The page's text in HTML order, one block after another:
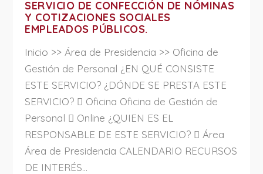
SERVICIO DE CONFECCIÓN DE NÓMINAS
Y COTIZACIONES SOCIALES
EMPLEADOS PÚBLICOS.
Inicio >> Área de Presidencia >> Oficina de
Gestión de Personal ¿EN QUÉ CONSISTE
ESTE SERVICIO? ¿DÓNDE SE PRESTA ESTE
SERVICIO?  Oficina Oficina de Gestión de
Personal  Online ¿QUIEN ES EL
RESPONSABLE DE ESTE SERVICIO?  Área
Área de Presidencia CALENDARIO RECURSOS
DE INTERÉS...